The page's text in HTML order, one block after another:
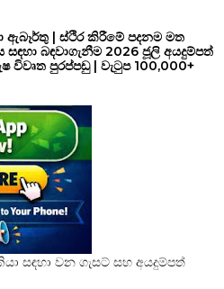
ඇබෑර්තු | ස්ථිර කිරීමේ පදනම මත
බඳවාගැනීම 2026 ජූලි අයදුම්පත්
විවෘත පුරප්පඩු | වැටුප 100,000+
සඳහා වන ගැසට් සහ අයදුම්පත්